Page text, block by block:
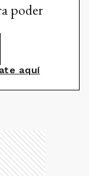
poder
aquí